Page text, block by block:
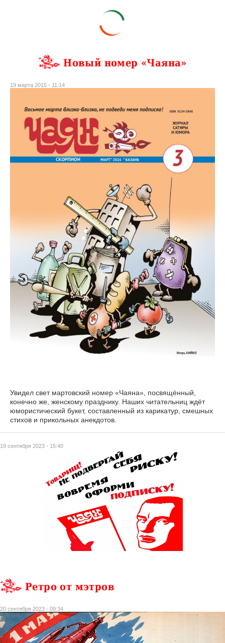
19 сентября 2023 - 15:40
Новый номер «Чаяна»
19 марта 2015 - 11:14
Увидел свет мартовский номер «Чаяна», посвящённый,
конечно же, женскому празднику. Наших читательниц ждёт
юмористический букет, составленный из карикатур, смешных
стихов и прикольных анекдотов.
Ретро от мэтров
20 сентября 2023 - 09:34